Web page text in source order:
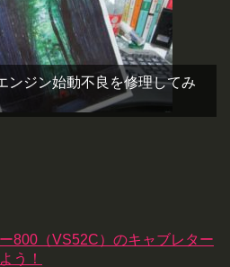
ンジン始動不良を修理してみ
800（VS52C）のキャブレター
う！